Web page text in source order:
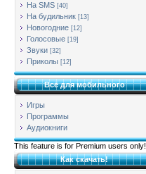
На SMS [40]
На будильник [13]
Новогодние [12]
Голосовые [19]
Звуки [32]
Приколы [12]
Всё для мобильного
Игры
Программы
Аудиокниги
This feature is for Premium users only!
Как скачать!